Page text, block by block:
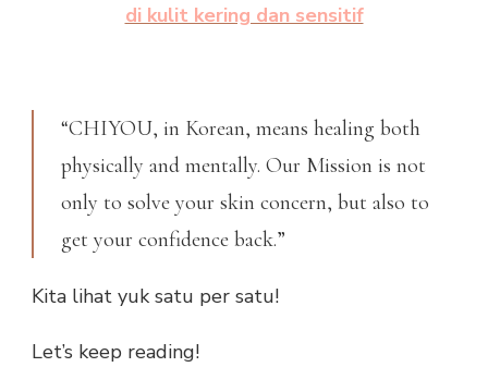
di kulit kering dan sensitif
“CHIYOU, in Korean, means healing both
physically and mentally. Our Mission is not
only to solve your skin concern, but also to
get your confidence back.”
Kita lihat yuk satu per satu!
Let’s keep reading!